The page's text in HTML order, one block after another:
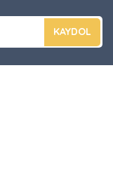
KAYDOL